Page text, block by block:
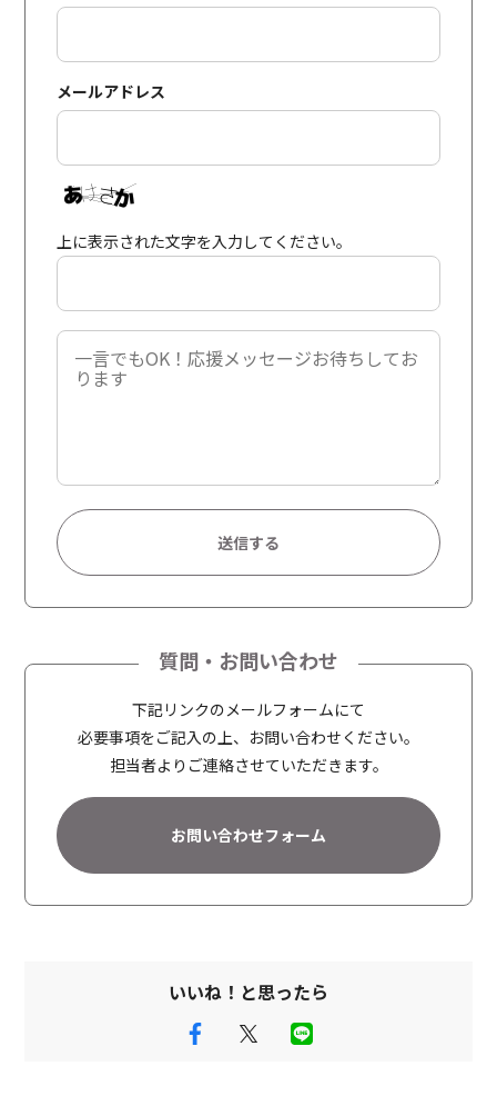
メールアドレス
上に表示された文字を入力してください。
e
i
v
e
質問・お問い合わせ
下記リンクのメールフォームにて
必要事項をご記入の上、お問い合わせください。
担当者よりご連絡させていただきます。
お問い合わせフォーム
いいね！と思ったら